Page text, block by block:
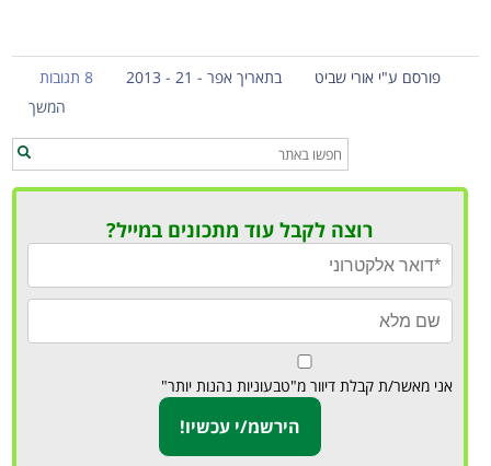
פורסם ע"י אורי שביט בתאריך אפר - 21 - 2013
8 תגובות
המשך
רוצה לקבל עוד מתכונים במייל?
אני מאשר/ת קבלת דיוור מ"טבעוניות נהנות יותר"